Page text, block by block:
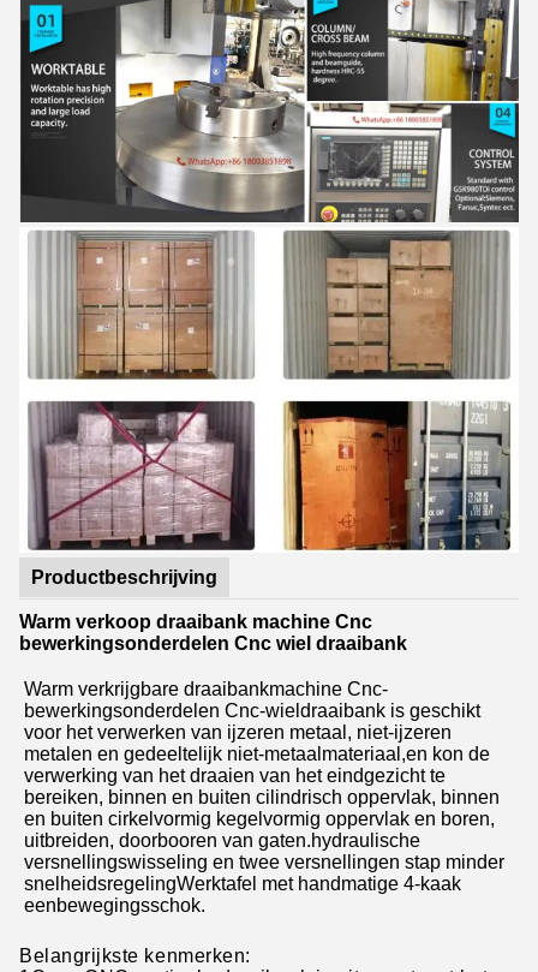
Productbeschrijving
Warm verkoop draaibank machine Cnc
bewerkingsonderdelen Cnc wiel draaibank
Warm verkrijgbare draaibankmachine Cnc-
bewerkingsonderdelen Cnc-wieldraaibank is geschikt
voor het verwerken van ijzeren metaal, niet-ijzeren
metalen en gedeeltelijk niet-metaalmateriaal,en kon de
verwerking van het draaien van het eindgezicht te
bereiken, binnen en buiten cilindrisch oppervlak, binnen
en buiten cirkelvormig kegelvormig oppervlak en boren,
uitbreiden, doorbooren van gaten.hydraulische
versnellingswisseling en twee versnellingen stap minder
snelheidsregelingWerktafel met handmatige 4-kaak
eenbewegingsschok.
Belangrijkste kenmerken: